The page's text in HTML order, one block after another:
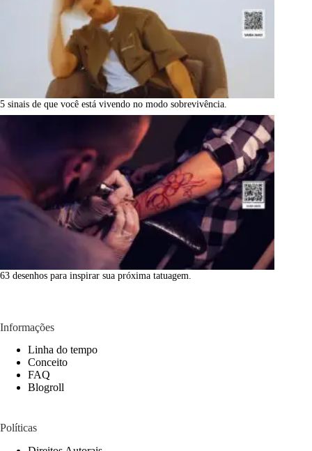
5 sinais de que você está vivendo no modo sobrevivência.
63 desenhos para inspirar sua próxima tatuagem.
Informações
Linha do tempo
Conceito
FAQ
Blogroll
Políticas